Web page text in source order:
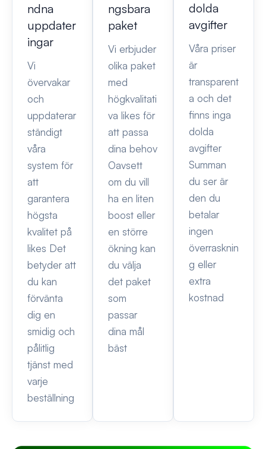
ndna
uppdater
ingar
Vi
övervakar
och
uppdaterar
ständigt
våra
system för
att
garantera
högsta
kvalitet på
likes Det
betyder att
du kan
förvänta
dig en
smidig och
pålitlig
tjänst med
varje
beställning
ngsbara
paket
Vi erbjuder
olika paket
med
högkvalitati
va likes för
att passa
dina behov
Oavsett
om du vill
ha en liten
boost eller
en större
ökning kan
du välja
det paket
som
passar
dina mål
bäst
dolda
avgifter
Våra priser
är
transparent
a och det
finns inga
dolda
avgifter
Summan
du ser är
den du
betalar
ingen
överrasknin
g eller
extra
kostnad